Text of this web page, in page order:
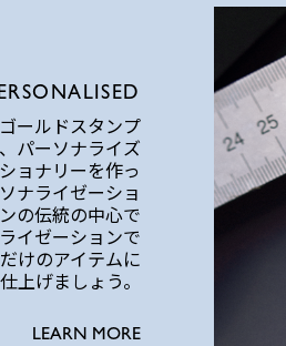
ールドスタンプ
パーソナライズ
ョナリーを作っ
ナライゼーショ
の伝統の中心で
イゼーションで
けのアイテムに
仕上げましょう。
LEARN MORE